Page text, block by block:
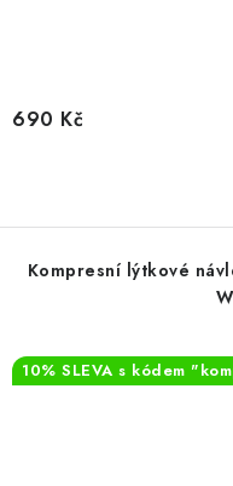
690 Kč
Kompresní lýtkové
10% SLEVA s kódem